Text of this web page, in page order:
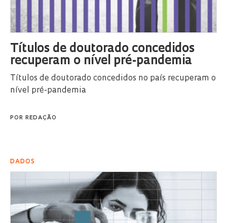
Títulos de doutorado concedidos
recuperam o nível pré-pandemia
Títulos de doutorado concedidos no país recuperam o
nível pré-pandemia
POR REDAÇÃO
DADOS